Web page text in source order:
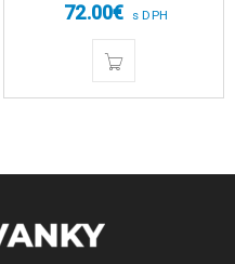
72.00€ s DPH